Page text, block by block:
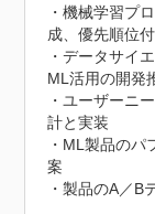
・機械学習プ
成、優先順位
・データサイ
ML活用の開発
・ユーザーニ
計と実装
・ML製品の
案
・製品のA／B